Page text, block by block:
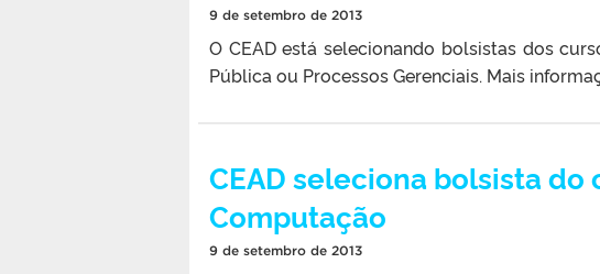
9 de setembro de 2013
O CEAD está selecionando bolsistas dos
Pública ou Processos Gerenciais. Mais
CEAD seleciona bolsista do
Computação
9 de setembro de 2013